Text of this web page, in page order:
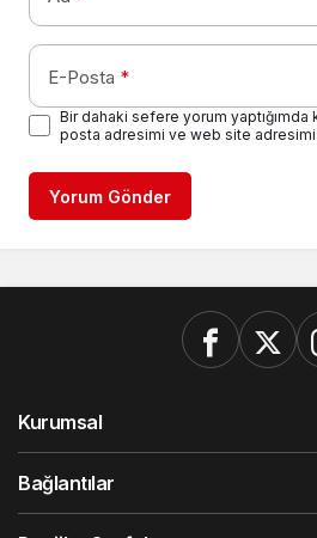
E-Posta *
Bir dahaki sefere yorum yaptığımda
posta adresimi ve web site adresimi
Yorum Gönder
Kurumsal
Bağlantılar